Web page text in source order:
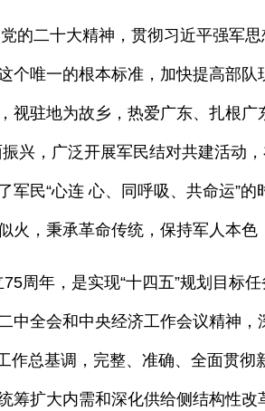
二十大精神，贯彻习近平强军思
个唯一的根本标准，加快提高部
视驻地为故乡，热爱广东、扎根
兴，广泛开展军民结对共建活动
军民“心连 心、同呼吸、共命运”
火，秉承革命传统，保持军人本
年，是实现“十四五”规划目标任
中全会和中央经济工作会议精神
作总基调，完整、准确、全面贯
筹扩大内需和深化供给侧结构性